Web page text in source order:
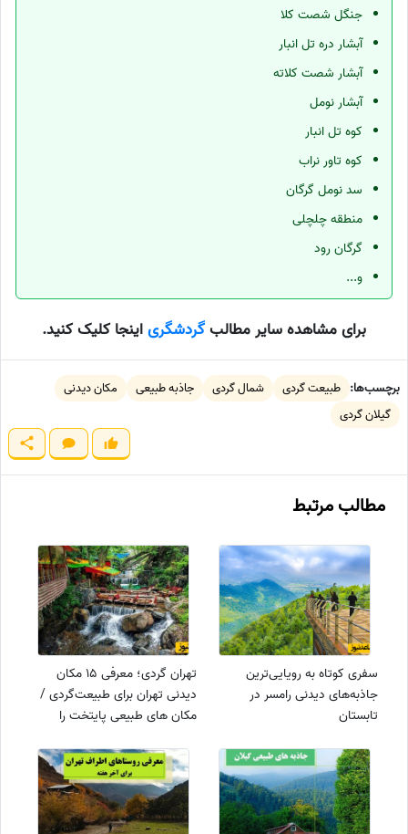
جنگل شصت کلا
آبشار دره تل انبار
آبشار شصت کلاته
آبشار نومل
کوه تل انبار
کوه تاور نراب
سد نومل گرگان
منطقه چلچلی
گرگان رود
و...
برای مشاهده سایر مطالبگردشگریاینجا کلیک کنید.
برچسب‌ها: طبیعت گردی شمال گردی جاذبه طبیعی
مکان دیدنی
گیلان گردی
مطالب مرتبط
سفری کوتاه به رویایی‌ترین
جاذبه‌های دیدنی رامسر در
تابستان
تهران گردی؛ معرفی 15 مکان
دیدنی تهران برای طبیعت‌گردی /
مکان های طبیعی پایتخت را